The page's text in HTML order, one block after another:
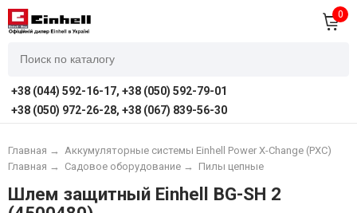
0
+38 (044) 592-16-17, +38 (050) 592-79-01
+38 (050) 972-26-28, +38 (067) 839-56-30
Главная →
Аккумуляторные системы Einhell Power X-Change (PXC)
Пилы цепные
Садовое оборудование →
Главная →
Шлем защитный Einhell BG-SH 2